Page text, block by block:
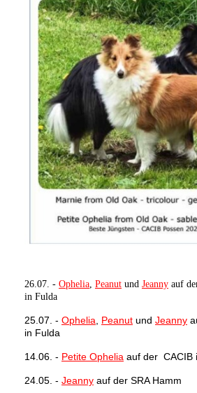
26.07. - Ophelia, Peanut und Jeanny auf
in Fulda
25.07. - Ophelia, Peanut und Jeanny
in Fulda
14.06. - Petite Ophelia auf der CACIB
24.05. - Jeanny auf der SRA Hamm